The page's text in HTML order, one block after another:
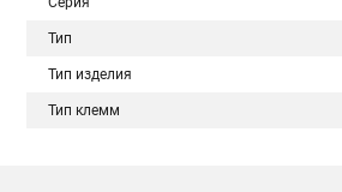
Тип
Тип изделия
Тип клемм